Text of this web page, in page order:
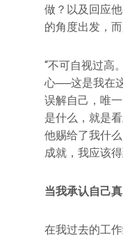
做？以及回应
的角度出发，
“不可自视过高
心──这是我在
误解自己，唯
是什么，就是
他赐给了我什
成就，我应该得
当我承认自己
在我过去的工